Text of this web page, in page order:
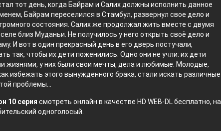
тот день, когда Байрам и Салих должны исполнить данное
Байрам переселился в Стамбул, развернул свое дело и
состояния. Салих же продолжал жить вместе с двумя
близ Муданьи. Не получилось у него открыть своё дело и
И вот в один прекрасный день в его дверь постучали,
так, чтобы их дети поженились. Одно они не учли: их дети
жизнями, у них были свои мечты, дела и любимые. Молодые,
избежать этого вынужденного брака, стали искать различные
проблемы...
10 серия смотреть онлайн в качестве HD WEB-DL бесплатно, на
одноголосый.